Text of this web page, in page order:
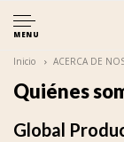
MENU
Inicio ACERCA DE
Quiénes
Global